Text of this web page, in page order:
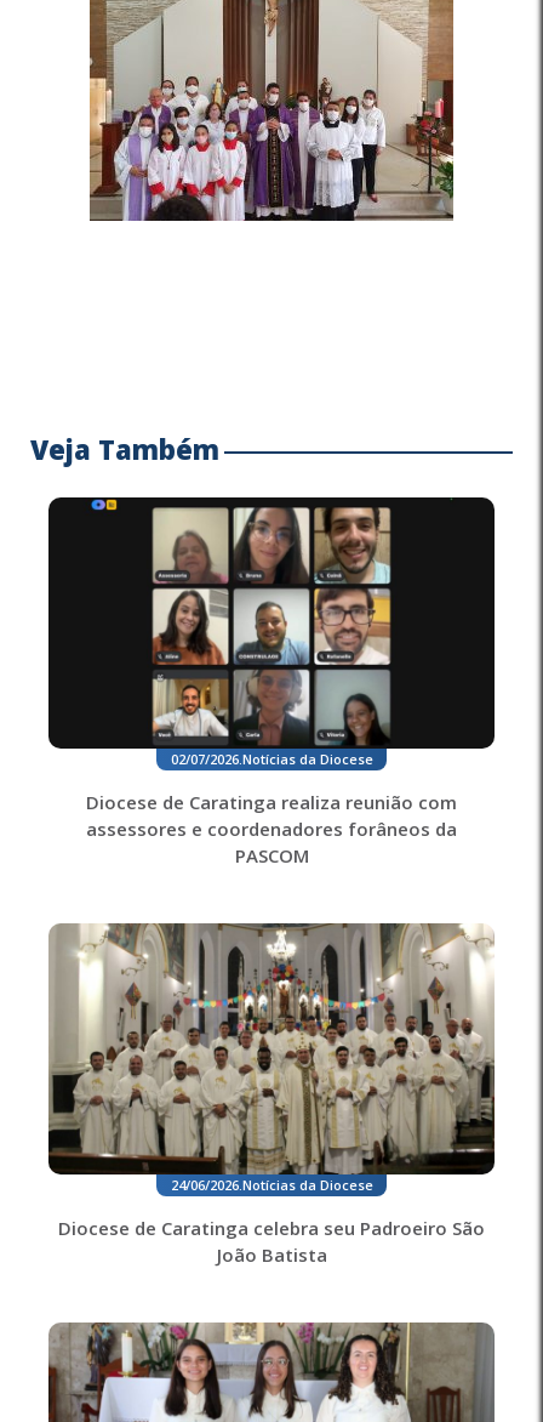
Veja Também
02/07/2026. Notícias da Diocese
Diocese de Caratinga realiza reunião com
assessores e coordenadores forâneos da
PASCOM
24/06/2026. Notícias da Diocese
Diocese de Caratinga celebra seu Padroeiro São
João Batista